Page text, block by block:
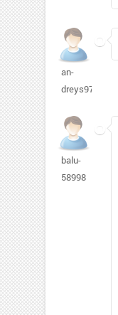
an-
dreys971
balu-
58998